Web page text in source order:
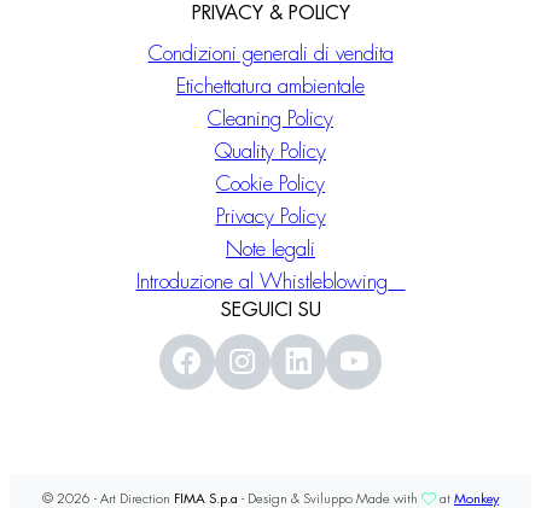
PRIVACY & POLICY
Condizioni generali di vendita
Etichettatura ambientale
Cleaning Policy
Quality Policy
Cookie Policy
Privacy Policy
Note legali
Introduzione al Whistleblowing
SEGUICI SU
© 2026 - Art Direction FIMA S.p.a - Design & Sviluppo Made with at Monkey